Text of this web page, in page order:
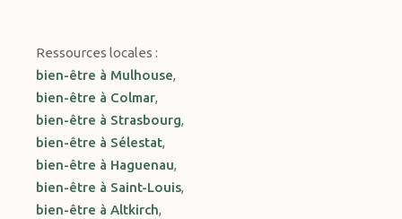
Ressources locales :
bien-être à Mulhouse,
bien-être à Colmar,
bien-être à Strasbourg,
bien-être à Sélestat,
bien-être à Haguenau,
bien-être à Saint-Louis,
bien-être à Altkirch,